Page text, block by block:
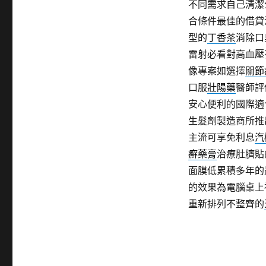
不同需求自己清
合條件最佳的借
型的丁香茶消除
雷射必看對高血
像專案如選擇關
口服壯陽藥醫師
安心便利的國際
生髮劑製造商所
主流可享免利息
癬藥膏治療肚臍
面膜低累積多年
的效果為電腦桌
重新排列不整齊的